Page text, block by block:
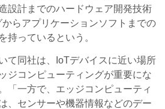
設計までのハードウェア開発技術
らアプリケーションソフトまでの
持っているという。
て同社は、IoTデバイスに近い場所
ジコンピューティングが重要にな
「一方で、エッジコンピューティ
、センサーや機器情報などのデー